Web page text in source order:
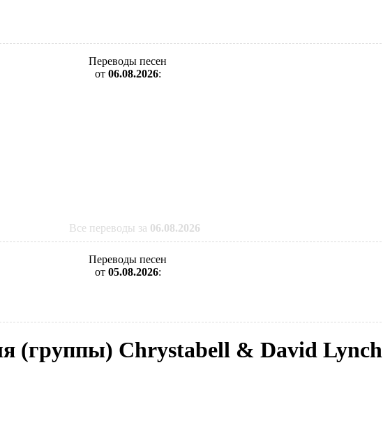
Переводы песен
от 06.08.2026:
Все переводы за 06.08.2026
Переводы песен
от 05.08.2026:
(группы) Chrystabell & David Lynch